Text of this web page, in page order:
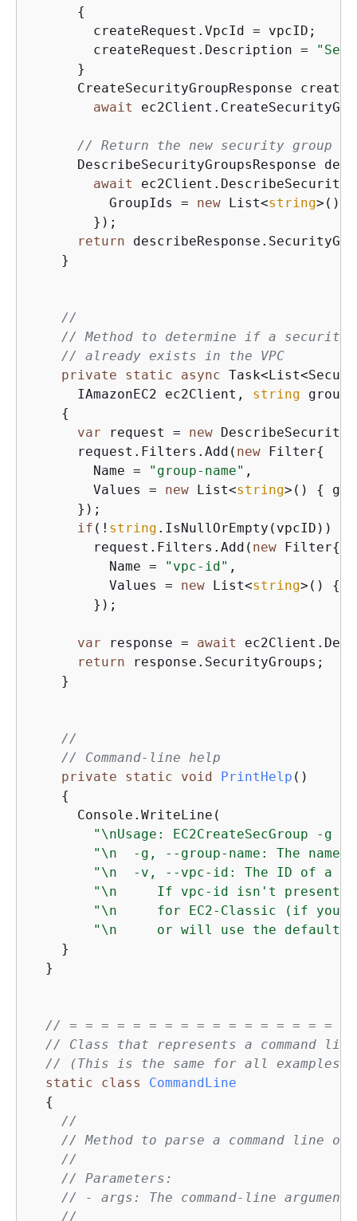
{
        createRequest.VpcId = vpcID;
        createRequest.Description =
      }
CreateSecurityGroupResponse
await
// Return the new security group
DescribeSecurityGroupsResponse
await
          GroupIds =
new List<string>()
        });
return
    }
//
// Method to determine if a security
// already exists in the VPC
private
static async
      IAmazonEC2 ec2Client,
string
{
var request = new
      request.Filters.Add(
new Filter{
        Name =
"group-name" ,
        Values =
new List<string>() {
      });
if (! string .IsNullOrEmpty(vpcID))
        request.Filters.Add(
new Filter{
          Name =
"vpc-id" ,
          Values =
new List<string>() {
        });
var response = await
return response.SecurityGroups;
    }
//
// Command-line help
private
static void PrintHelp ( )
{
      Console.WriteLine(
"\nUsage: EC2CreateSecGroup -g
"\n  -g, --group-name: The
"\n  -v, --vpc-id: The ID of a
"\n     If vpc-id isn't present,
"\n     for EC2-Classic (if your
"\n     or will use the default
    }
  }
// = = = = = = = = = = = = = = = = = =
// Class that represents a command
// (This is the same for all examples.
static
class
CommandLine
{
//
// Method to parse a command line
//
// Parameters:
// - args: The command-line
//